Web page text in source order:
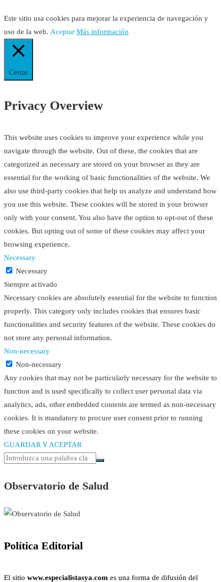
Este sitio usa cookies para mejorar la experiencia de navegación y
uso de la web. Aceptar Más información
Cerrar
Privacy Overview
This website uses cookies to improve your experience while you
navigate through the website. Out of these, the cookies that are
categorized as necessary are stored on your browser as they are
essential for the working of basic functionalities of the website. We
also use third-party cookies that help us analyze and understand how
you use this website. These cookies will be stored in your browser
only with your consent. You also have the option to opt-out of these
cookies. But opting out of some of these cookies may affect your
browsing experience.
Necessary
Necessary
Siempre activado
Necessary cookies are absolutely essential for the website to function
properly. This category only includes cookies that ensures basic
functionalities and security features of the website. These cookies do
not store any personal information.
Non-necessary
Non-necessary
Any cookies that may not be particularly necessary for the website to
function and is used specifically to collect user personal data via
analytics, ads, other embedded contents are termed as non-necessary
cookies. It is mandatory to procure user consent prior to running
these cookies on your website.
GUARDAR Y ACEPTAR
Observatorio de Salud
Política Editorial
El sitio www.especialistasya.com es una forma de difusión del